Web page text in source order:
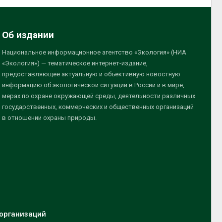
Об издании
Национальное информационное агентство «Экология» (НИА
«Экология») — тематическое интернет-издание,
предоставляющее актуальную и объективную новостную
информацию об экологической ситуации в России и в мире,
мерах по охране окружающей среды, деятельности различных
государственных, коммерческих и общественных организаций
в отношении охраны природы.